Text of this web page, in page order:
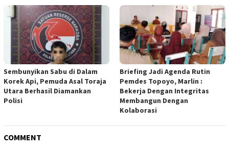
Sembunyikan Sabu di Dalam
Korek Api, Pemuda Asal Toraja
Utara Berhasil Diamankan
Polisi
Briefing Jadi Agenda Rutin
Pemdes Topoyo, Marlin :
Bekerja Dengan Integritas
Membangun Dengan
Kolaborasi
COMMENT